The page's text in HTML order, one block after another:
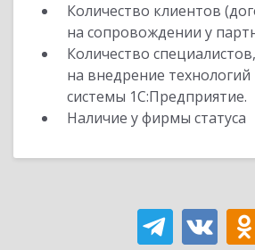
Количество клиентов
на сопровождении у
Количество
на внедрение
системы 1С:Предприятие.
Наличие у фирмы статуса